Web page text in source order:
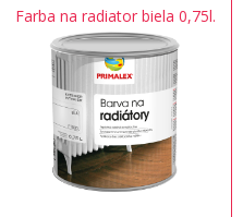
Farba na radiator biela 0,75l.